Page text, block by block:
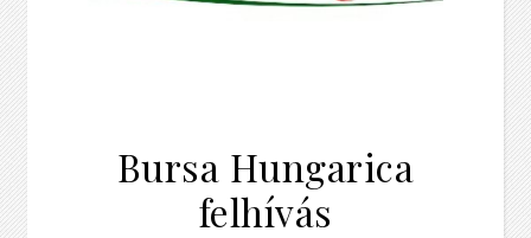
Bursa Hungarica
felhívás